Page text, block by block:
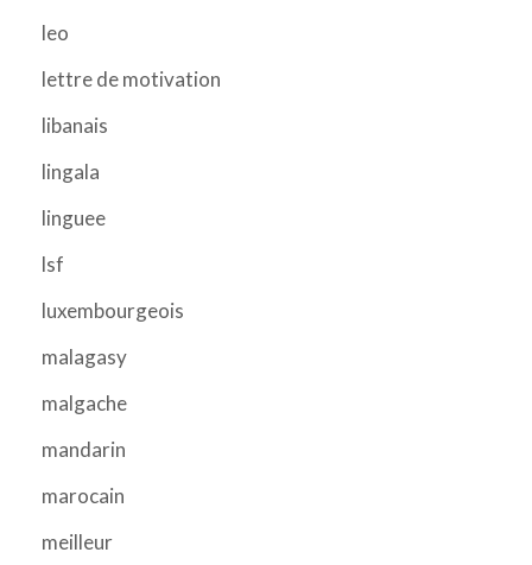
leo
lettre de motivation
libanais
lingala
linguee
lsf
luxembourgeois
malagasy
malgache
mandarin
marocain
meilleur